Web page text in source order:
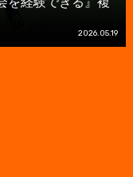
2026.05.19